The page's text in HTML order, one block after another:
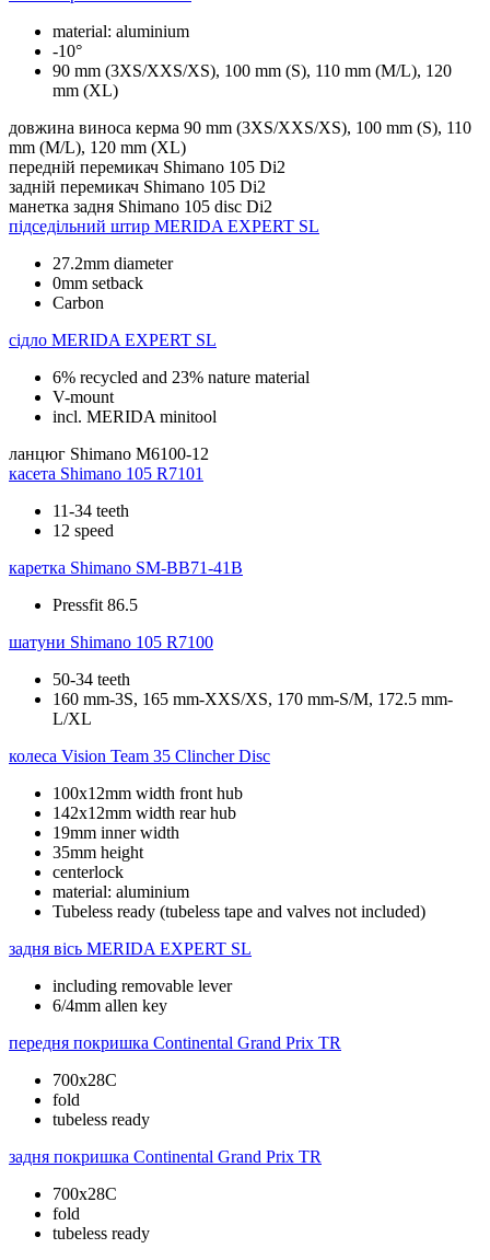
material: aluminium
-10°
90 mm (3XS/XXS/XS), 100 mm (S), 110 mm (M/L), 120
mm (XL)
довжина виноса керма 90 mm (3XS/XXS/XS), 100 mm (S), 110
mm (M/L), 120 mm (XL)
передній перемикач Shimano 105 Di2
задній перемикач Shimano 105 Di2
манетка задня Shimano 105 disc Di2
підседільний штир MERIDA EXPERT SL
27.2mm diameter
0mm setback
Carbon
сідло MERIDA EXPERT SL
6% recycled and 23% nature material
V-mount
incl. MERIDA minitool
ланцюг Shimano M6100-12
касета Shimano 105 R7101
11-34 teeth
12 speed
каретка Shimano SM-BB71-41B
Pressfit 86.5
шатуни Shimano 105 R7100
50-34 teeth
160 mm-3S, 165 mm-XXS/XS, 170 mm-S/M, 172.5 mm-
L/XL
колеса Vision Team 35 Clincher Disc
100x12mm width front hub
142x12mm width rear hub
19mm inner width
35mm height
centerlock
material: aluminium
Tubeless ready (tubeless tape and valves not included)
задня вісь MERIDA EXPERT SL
including removable lever
6/4mm allen key
передня покришка Continental Grand Prix TR
700x28C
fold
tubeless ready
задня покришка Continental Grand Prix TR
700x28C
fold
tubeless ready